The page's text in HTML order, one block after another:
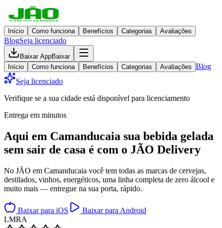
Início Como funciona Benefícios Categorias Avaliações
BlogSeja licenciado
Baixar AppBaixar
Início
Como funciona Benefícios Categorias Avaliações Blog
Seja licenciado
Verifique se a sua cidade está disponível para licenciamento
Entrega em minutos
Aqui em Camanducaia sua bebida gelada
sem sair de casa é com o JÃO Delivery
No JÃO em Camanducaia você tem todas as marcas de cervejas,
destilados, vinhos, energéticos, uma linha completa de zero álcool e
muito mais — entregue na sua porta, rápido.
Baixar para iOS
Baixar para Android
LMRA